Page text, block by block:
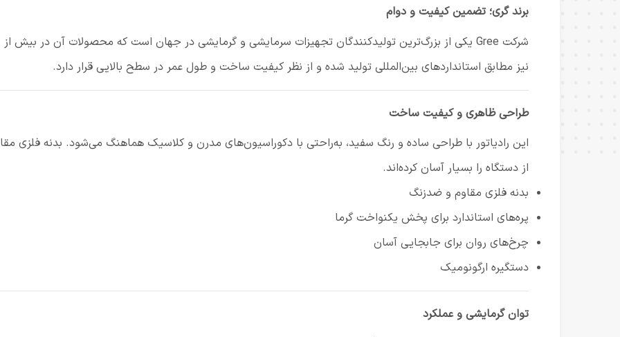
برند گری؛ تضمین کیفیت و دوام
نیز مطابق استانداردهای بین‌المللی تولید شده و از نظر کیفیت ساخت و طول عمر در سطح بالایی قرار دارد.
طراحی ظاهری و کیفیت ساخت
این رادیاتور با طراحی ساده و رنگ سفید، به‌راحتی با دکوراسیون‌های مدرن و کلاسیک هماهنگ می‌شود. بدنه فلزی
از دستگاه را بسیار آسان کرده‌اند.
بدنه فلزی مقاوم و ضدزنگ
پره‌های استاندارد برای پخش یکنواخت گرما
چرخ‌های روان برای جابجایی آسان
دستگیره ارگونومیک
توان گرمایشی و عملکرد